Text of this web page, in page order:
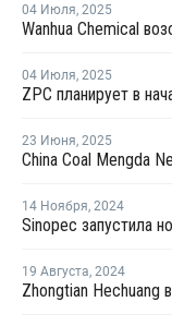
04 Июля, 2025
04 Июля, 2025
ZPC планирует в
23 Июня, 2025
14 Ноября, 2024
19 Августа, 2024